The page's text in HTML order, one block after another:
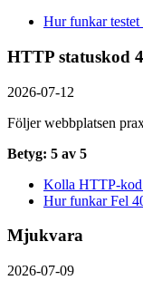
Hur funkar testet
HTTP statuskod
2026-07-12
Följer webbplatsen
Betyg: 5 av 5
Kolla HTTP-
Hur funkar Fel
Mjukvara
2026-07-09